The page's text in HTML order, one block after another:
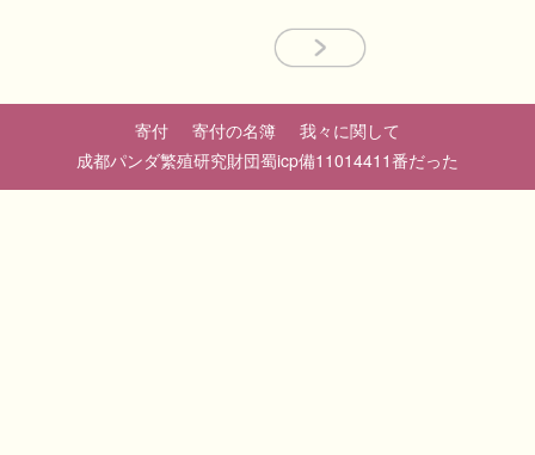
寄付 寄付の名簿
我々に関して
成都パンダ繁殖研究財団蜀icp備11014411番だった